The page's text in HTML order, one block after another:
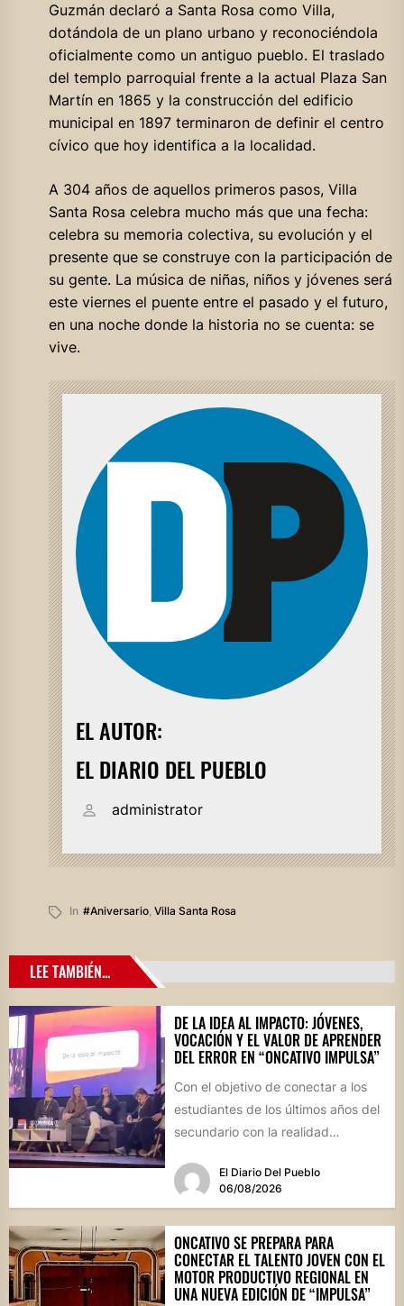
Guzmán declaró a Santa Rosa como Villa,
dotándola de un plano urbano y reconociéndola
oficialmente como un antiguo pueblo. El traslado
del templo parroquial frente a la actual Plaza San
Martín en 1865 y la construcción del edificio
municipal en 1897 terminaron de definir el centro
cívico que hoy identifica a la localidad.
A 304 años de aquellos primeros pasos, Villa
Santa Rosa celebra mucho más que una fecha:
celebra su memoria colectiva, su evolución y el
presente que se construye con la participación de
su gente. La música de niñas, niños y jóvenes será
este viernes el puente entre el pasado y el futuro,
en una noche donde la historia no se cuenta: se
vive.
EL AUTOR:
EL DIARIO DEL PUEBLO
administrator
In #aniversario, Villa Santa Rosa
LEE TAMBIÉN...
DE LA IDEA AL IMPACTO: JÓVENES,
VOCACIÓN Y EL VALOR DE APRENDER
DEL ERROR EN “ONCATIVO IMPULSA”
Con el objetivo de conectar a los
estudiantes de los últimos años del
secundario con la realidad
El Diario Del Pueblo
06/08/2026
ONCATIVO SE PREPARA PARA
CONECTAR EL TALENTO JOVEN CON EL
MOTOR PRODUCTIVO REGIONAL EN
UNA NUEVA EDICIÓN DE “IMPULSA”